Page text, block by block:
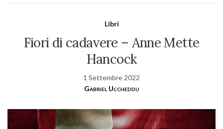
Libri
Fiori di cadavere – Anne Mette
Hancock
1 Settembre 2022
Gabriel Uccheddu